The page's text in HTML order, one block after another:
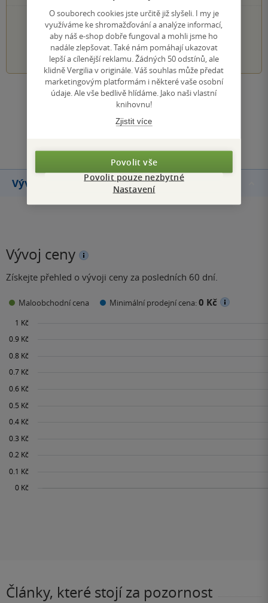
PŘIDEJTE SVÉ HODNOCENÍ KNIHY
1 2 3 4 5
Zobrazit všechna hodnocení
Vývoj ceny
Vývoj ceny
Získejte přehled o vývoji ceny za posledních 60 dní.
Maloobchodní cena Minimální prodejní cena:0 Kč
Články, které stojí za pozornost
O souborech cookies jste určitě již slyšeli. I my je
využíváme ke shromažďování a analýze informací,
aby náš e-shop dobře fungoval a mohli jsme ho
nadále zlepšovat. Také nám pomáhají ukazovat
lepší a cílenější reklamu. Žádných 50 odstínů, ale
klidně Vergilia v originále. Váš souhlas může předat
marketingovým platformám i některé vaše osobní
údaje. Ale vše bedlivě hlídáme. Jako naši vlastní
knihovnu!
Zjistit více
Povolit vše
Povolit pouze nezbytné
Nastavení